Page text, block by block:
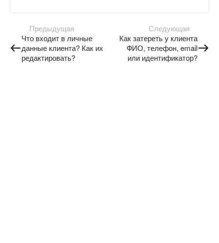
Предыдущая
Что входит в личные
данные клиента? Как их
редактировать?
Следующая
Как затереть у клиента
ФИО, телефон, email
или идентификатор?